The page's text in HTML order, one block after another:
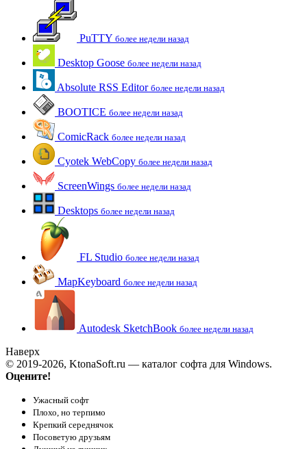
PuTTY более недели назад
Desktop Goose более недели назад
Absolute RSS Editor более недели назад
BOOTICE более недели назад
ComicRack более недели назад
Cyotek WebCopy более недели назад
ScreenWings более недели назад
Desktops более недели назад
FL Studio более недели назад
MapKeyboard более недели назад
Autodesk SketchBook более недели назад
Наверх
© 2019-2026, KtonaSoft.ru — каталог софта для Windows.
Оцените!
Ужасный софт
Плохо, но терпимо
Крепкий середнячок
Посоветую друзьям